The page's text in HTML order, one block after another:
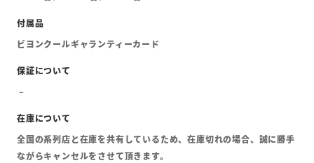
ビヨンクールギャランティーカード
全国の系列店と在庫を共有しているため、在庫切れの場合、誠に勝手
ながらキャンセルをさせて頂きます。